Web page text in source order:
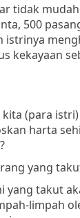
tidak
500
istrinya
kekayaan
(para
harta
yang
yang takut
limpah